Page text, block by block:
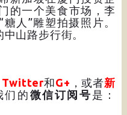
的一个美食市场，李
人”雕塑拍摄照片。
山路步行街。
Twitter和G+ ，或者新
们的 微信订阅号 是：